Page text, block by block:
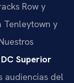
Row y
Tenleytown y
DC Superior
audiencias del